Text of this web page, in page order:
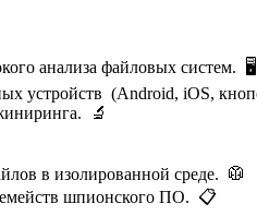
анализа файловых систем. 🖥️
устройств (Android, iOS,
🔬
в изолированной среде. 🥼
шпионского ПО. 📋